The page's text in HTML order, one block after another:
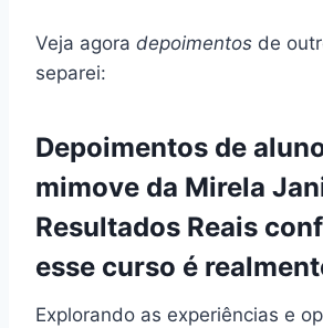
Veja agora depoimentos de
separei:
Depoimentos de
mimove da Mirela
Resultados Reais
esse curso é
Explorando as experiências e